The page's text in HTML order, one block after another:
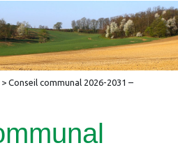
> Conseil communal 2026-2031 –